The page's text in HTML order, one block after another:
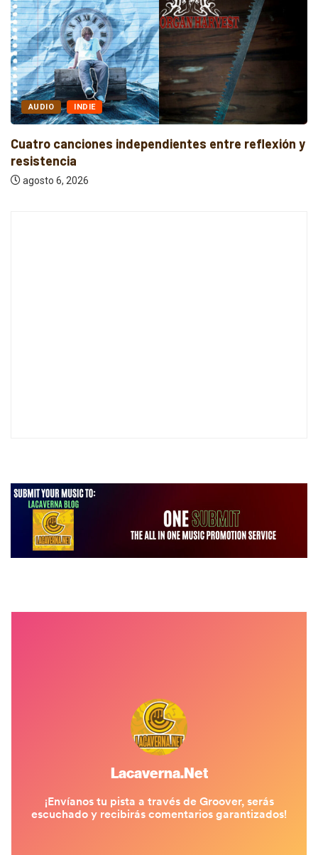
AUDIO INDIE
Cuatro canciones independientes entre reflexión y
resistencia
agosto 6, 2026